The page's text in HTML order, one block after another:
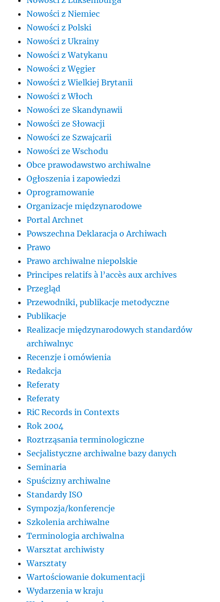
Nowości z Niemiec
Nowości z Polski
Nowości z Ukrainy
Nowości z Watykanu
Nowości z Węgier
Nowości z Wielkiej Brytanii
Nowości z Włoch
Nowości ze Skandynawii
Nowości ze Słowacji
Nowości ze Szwajcarii
Nowości ze Wschodu
Obce prawodawstwo archiwalne
Ogłoszenia i zapowiedzi
Oprogramowanie
Organizacje międzynarodowe
Portal Archnet
Powszechna Deklaracja o Archiwach
Prawo
Prawo archiwalne niepolskie
Principes relatifs à l’accès aux archives
Przegląd
Przewodniki, publikacje metodyczne
Publikacje
Realizacje międzynarodowych standardów
archiwalnyc
Recenzje i omówienia
Redakcja
Referaty
Referaty
RiC Records in Contexts
Rok 2004
Roztrząsania terminologiczne
Secjalistyczne archiwalne bazy danych
Seminaria
Spuścizny archiwalne
Standardy ISO
Sympozja/konferencje
Szkolenia archiwalne
Terminologia archiwalna
Warsztat archiwisty
Warsztaty
Wartościowanie dokumentacji
Wydarzenia w kraju